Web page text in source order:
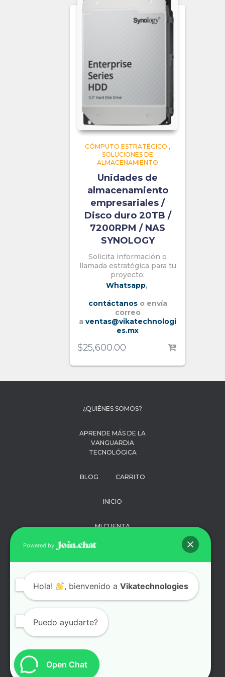
CÓMPUTO ESTRATÉGICO ,
SOLUCIONES DE
ALMACENAMIENTO
Unidades de
almacenamiento
empresariales /
Disco duro 20TB /
7200RPM / NAS
SYNOLOGY
Solicita información o
llamada estratégica para tu
proyecto:
Whatsapp,
contáctanos o envía
correo
a ventas@vikatechnologi
es.mx
$25,600.00
¿QUIÉNES SOMOS?
APRENDE MÁS DE LA
VANGUARDIA
TECNOLÓGICA
BLOG CARRITO
INICIO
MI CUENTA
PRIVACIDAD
SOPORTE
TÉRMINOS Y
Powered by
Hola! , bienvenido aVikatechnologies
Puedo ayudarte?
Open Chat